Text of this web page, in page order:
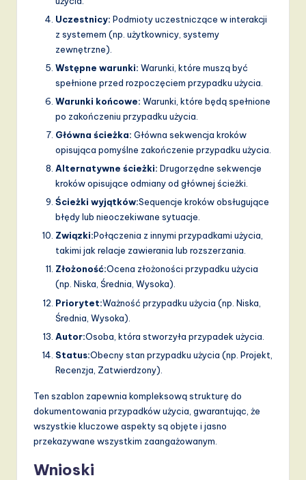
Uczestnicy: Podmioty uczestniczące w interakcji
z systemem (np. użytkownicy, systemy
zewnętrzne).
Wstępne warunki: Warunki, które muszą być
spełnione przed rozpoczęciem przypadku użycia.
Warunki końcowe: Warunki, które będą spełnione
po zakończeniu przypadku użycia.
Główna ścieżka: Główna sekwencja kroków
opisująca pomyślne zakończenie przypadku użycia.
Alternatywne ścieżki: Drugorzędne sekwencje
kroków opisujące odmiany od głównej ścieżki.
Ścieżki wyjątków:Sequencje kroków obsługujące
błędy lub nieoczekiwane sytuacje.
Związki:Połączenia z innymi przypadkami użycia,
takimi jak relacje zawierania lub rozszerzania.
Złożoność:Ocena złożoności przypadku użycia
(np. Niska, Średnia, Wysoka).
Priorytet:Ważność przypadku użycia (np. Niska,
Średnia, Wysoka).
Autor:Osoba, która stworzyła przypadek użycia.
Status:Obecny stan przypadku użycia (np. Projekt,
Recenzja, Zatwierdzony).
Ten szablon zapewnia kompleksową strukturę do
dokumentowania przypadków użycia, gwarantując, że
wszystkie kluczowe aspekty są objęte i jasno
przekazywane wszystkim zaangażowanym.
Wnioski